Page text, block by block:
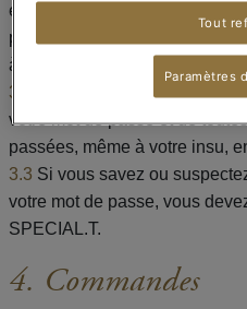
enregistrement en vue
passe est strictement
à des tiers.
3.2
Vous assumez l'entière
votre mot de passe et de
passées, même à votre insu,
3.3 Si vous savez ou
votre mot de passe, vous
SPECIAL.T.
4. Commandes
Tout
Paramètres